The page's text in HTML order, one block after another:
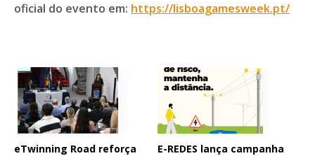
oficial do evento em: https://lisboagamesweek.pt/
eTwinning Road reforça
E-REDES lança campanha